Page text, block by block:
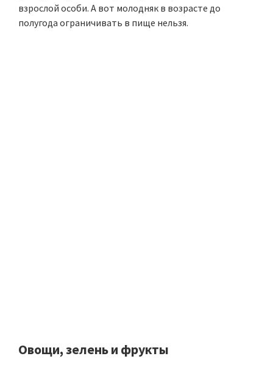
взрослой особи. А вот молодняк в возрасте до
полугода ограничивать в пище нельзя.
Овощи, зелень и фрукты